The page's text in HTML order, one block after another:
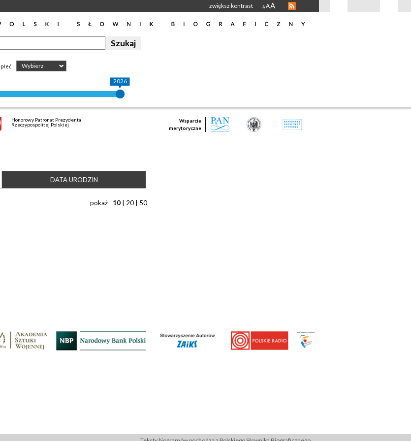
zwiększ kontrast A AA
płeć Wybierz
2026
Honorowy Patronat Prezydenta
Rzeczypospolitej Polskiej
Wsparcie
merytoryczne
DATA URODZIN
pokaż 10 20 50